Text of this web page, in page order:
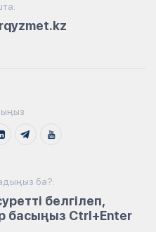
ба?:
белгілеп,
басыңыз Ctrl+Enter